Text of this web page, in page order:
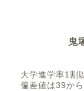
鬼
大学進学率1割
偏差値は39か